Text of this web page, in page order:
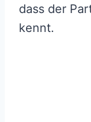
dass der
kennt.